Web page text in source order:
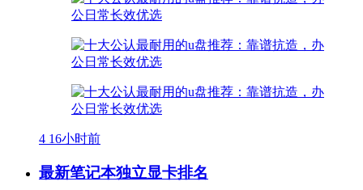
4 16小时前
最新笔记本独立显卡排名